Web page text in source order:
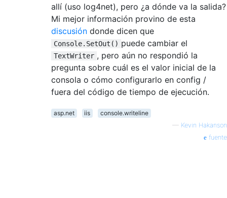
allí (uso log4net), pero ¿a dónde va la salida?
Mi mejor información provino de esta
discusión donde dicen que
Console.SetOut() puede cambiar el
TextWriter , pero aún no respondió la
pregunta sobre cuál es el valor inicial de la
consola o cómo configurarlo en config /
fuera del código de tiempo de ejecución.
asp.net iis
console.writeline
— Kevin Hakanson
fuente